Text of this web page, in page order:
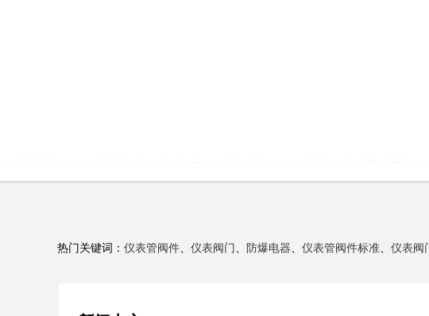
热门关键词： 仪表管阀件、 仪表阀门 、 防爆电器、 仪表管阀件标准、 仪表阀